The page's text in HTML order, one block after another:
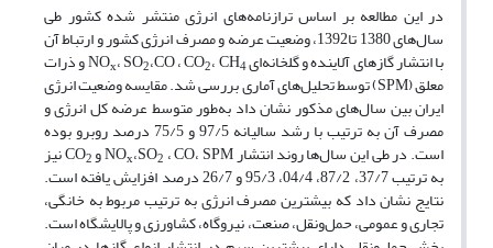
در این مطالعه بر اساس ترازنامه‌های انرژی منتشر شده کشور طی
سال‌های 1380 تا1392، وضعیت عرضه و مصرف انرژی کشور و ارتباط آن
با انتشار گازهای آلاینده و گلخانه‌ای NO x، SO2،CO ، CO2، CH4 و ذرات
معلق (SPM) توسط تحلیل‌های آماری بررسی شد. مقایسه وضعیت انرژی
ایران بین سال‌های مذکور نشان داد به‌طور متوسط عرضه کل انرژی و
مصرف آن به ترتیب با رشد سالیانه 97/5 و 75/5 درصد روبرو بوده
است. در طی این سال‌ها روند انتشار NO x،SO2 ، CO، SPM و CO 2 نیز
به ترتیب 37/7، 87/2، 04/4، 95/3 و 26/7 درصد افزایش یافته است.
نتایج نشان داد که بیشترین مصرف انرژی به ترتیب مربوط به خانگی،
تجاری و عمومی، حمل‌ونقل، صنعت، نیروگاه، کشاورزی و پالایشگاه است.